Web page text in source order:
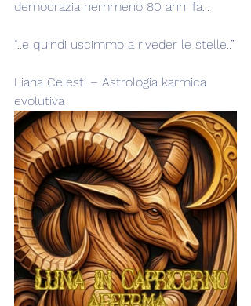
democrazia nemmeno 80 anni fa...
“..e quindi uscimmo a riveder le stelle..”
Liana Celesti – Astrologia karmica
evolutiva